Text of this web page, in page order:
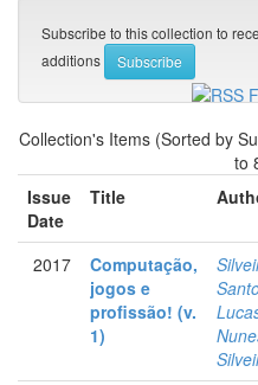
Subscribe to this collection to
additions
Collection's Items (Sorted by
to
Issue
Date
Title
2017
Computação,
jogos e
profissão! (v.
1)